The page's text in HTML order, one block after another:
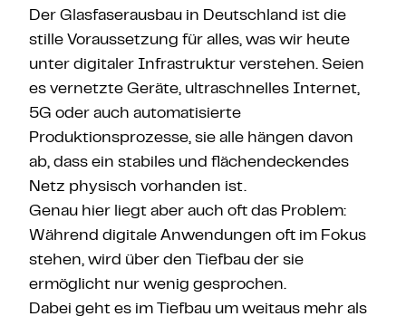
Der Glasfaserausbau in Deutschland ist die
stille Voraussetzung für alles, was wir heute
unter digitaler Infrastruktur verstehen. Seien
es vernetzte Geräte, ultraschnelles Internet,
5G oder auch automatisierte
Produktionsprozesse, sie alle hängen davon
ab, dass ein stabiles und flächendeckendes
Netz physisch vorhanden ist.
Genau hier liegt aber auch oft das Problem:
Während digitale Anwendungen oft im Fokus
stehen, wird über den Tiefbau der sie
ermöglicht nur wenig gesprochen.
Dabei geht es im Tiefbau um weitaus mehr als